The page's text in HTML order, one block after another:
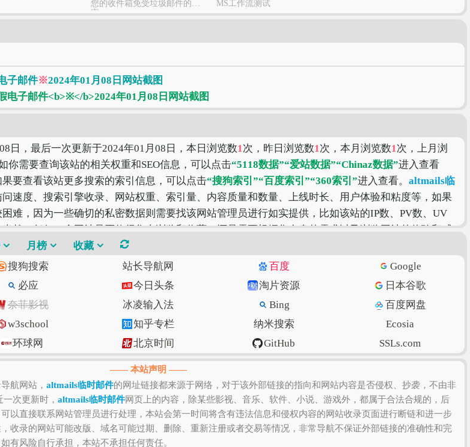
您的收件箱免受垃圾邮件的侵
害
MS工作流测试
护工具
子邮件
邮箱 - 中国第一大
务商
126网易免费邮--你的专业电
子邮
子邮件※2024年01月08日网站截图
日，最后一次更新于2024年01月08日，本日浏览数1次，昨日浏览数1次，本月浏览数1次，上月浏
你需要查询该站的相关权重和SEO信息，可以点击“5118数据”“爱站数据”“Chinaz数据”进入查看
要查看该站更多搜索的索引信息，可以点击“搜狗索引”“百度索引”“360索引”进入查看。 altmails临
速度、搜索引擎收录、网站权重、索引量、内容质量和数量、上线时长、用户体验和粘度等，如果
难，因为一些确切的私密数据则需要找该网站管理员进行如实提供，比如该站的IP数、PV数、UV
然，任何一个网站是否值得您去浏览和收藏，还是需要根据您自身的需求以及浏览网站的体验和感
才是最好的。
月榜
收藏
搜狗搜索 站长导航网 百度
Google
必应 今日头条 淘片资源
日本谷歌
奈菲影视 冰凌输入法 Bing
百度网盘
w3school 知乎专栏 纳米搜索
Ecosia
环球网 北京时间 GitHub
SSLs.com
Gitee码云 CSDN博客 虎扑篮球 美得云
—— 本站声明 ——
航网站， altmails临时邮件的网址链接都来源于网络，对于该外部链接的指向和网站内容是否侵权、抄袭，不由非
次更新时， altmails临时邮件网页上的内容，除某些影视、音乐、软件、小说、游戏外，都属于合法合规的，后
以直接联系网站管理员进行处理，本站会第一时间将含有违法信息和侵权内容的网站收录页面进行断链和进一步
收录的网站可能改版、域名可能过期、删除、重新注册或者交易等情况，非常导航不保证外部链接的准确性和完
有风险自行承担，本站不承担任何责任。